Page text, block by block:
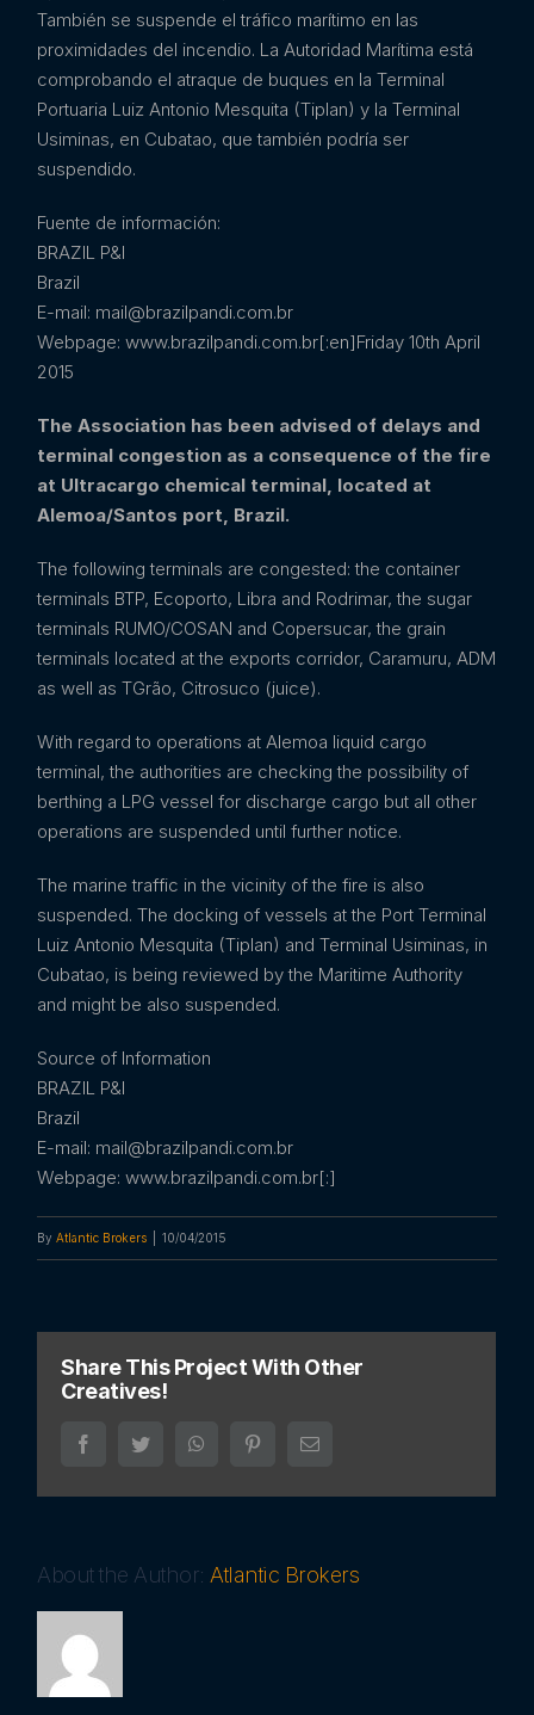
También se suspende el tráfico marítimo en las
proximidades del incendio. La Autoridad Marítima está
comprobando el atraque de buques en la Terminal
Portuaria Luiz Antonio Mesquita (Tiplan) y la Terminal
Usiminas, en Cubatao, que también podría ser
suspendido.
Fuente de información:
BRAZIL P&I
Brazil
E-mail: mail@brazilpandi.com.br
Webpage: www.brazilpandi.com.br[:en]Friday 10th April
2015
The Association has been advised of delays and
terminal congestion as a consequence of the fire
at Ultracargo chemical terminal, located at
Alemoa/Santos port, Brazil.
The following terminals are congested: the container
terminals BTP, Ecoporto, Libra and Rodrimar, the sugar
terminals RUMO/COSAN and Copersucar, the grain
terminals located at the exports corridor, Caramuru, ADM
as well as TGrão, Citrosuco (juice).
With regard to operations at Alemoa liquid cargo
terminal, the authorities are checking the possibility of
berthing a LPG vessel for discharge cargo but all other
operations are suspended until further notice.
The marine traffic in the vicinity of the fire is also
suspended. The docking of vessels at the Port Terminal
Luiz Antonio Mesquita (Tiplan) and Terminal Usiminas, in
Cubatao, is being reviewed by the Maritime Authority
and might be also suspended.
Source of Information
BRAZIL P&I
Brazil
E-mail: mail@brazilpandi.com.br
Webpage: www.brazilpandi.com.br[:]
ByAtlantic Brokers 10/04/2015
Share This Project With Other
Creatives!
FacebookTwitter WhatsAppPinterestEmail
About the Author: Atlantic Brokers